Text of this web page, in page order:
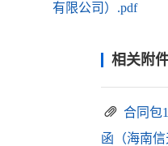
有限公司）.pdf
相关附
合同包
函（海南